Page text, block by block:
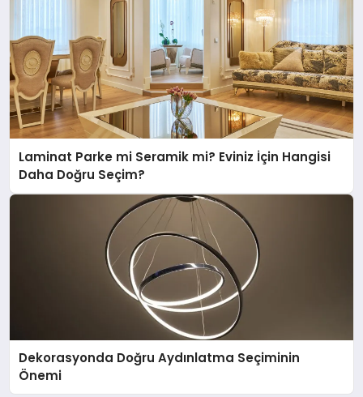
Laminat Parke mi Seramik mi? Eviniz İçin Hangisi
Daha Doğru Seçim?
Dekorasyonda Doğru Aydınlatma Seçiminin
Önemi